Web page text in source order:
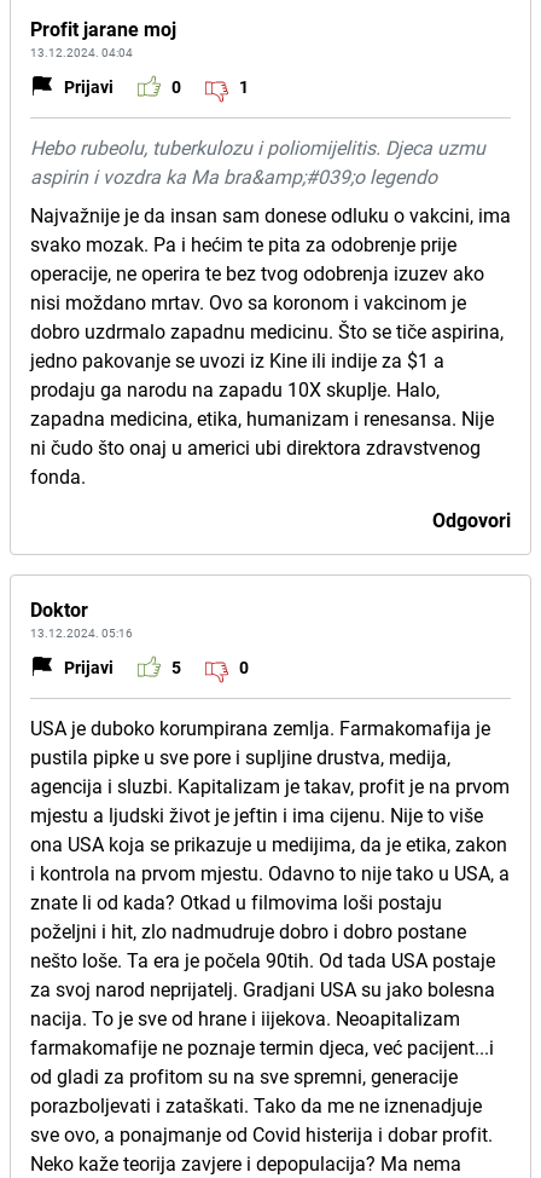
Profit jarane moj
13.12.2024. 04:04
Prijavi 0 1
Hebo rubeolu, tuberkulozu i poliomijelitis. Djeca uzmu
aspirin i vozdra ka Ma bra&amp;#039;o legendo
Najvažnije je da insan sam donese odluku o vakcini, ima
svako mozak. Pa i hećim te pita za odobrenje prije
operacije, ne operira te bez tvog odobrenja izuzev ako
nisi moždano mrtav. Ovo sa koronom i vakcinom je
dobro uzdrmalo zapadnu medicinu. Što se tiče aspirina,
jedno pakovanje se uvozi iz Kine ili indije za $1 a
prodaju ga narodu na zapadu 10X skuplje. Halo,
zapadna medicina, etika, humanizam i renesansa. Nije
ni čudo što onaj u americi ubi direktora zdravstvenog
fonda.
Odgovori
Doktor
13.12.2024. 05:16
Prijavi 5 0
USA je duboko korumpirana zemlja. Farmakomafija je
pustila pipke u sve pore i supljine drustva, medija,
agencija i sluzbi. Kapitalizam je takav, profit je na prvom
mjestu a ljudski život je jeftin i ima cijenu. Nije to više
ona USA koja se prikazuje u medijima, da je etika, zakon
i kontrola na prvom mjestu. Odavno to nije tako u USA, a
znate li od kada? Otkad u filmovima loši postaju
poželjni i hit, zlo nadmudruje dobro i dobro postane
nešto loše. Ta era je počela 90tih. Od tada USA postaje
za svoj narod neprijatelj. Gradjani USA su jako bolesna
nacija. To je sve od hrane i iijekova. Neoapitalizam
farmakomafije ne poznaje termin djeca, već pacijent...i
od gladi za profitom su na sve spremni, generacije
porazboljevati i zataškati. Tako da me ne iznenadjuje
sve ovo, a ponajmanje od Covid histerija i dobar profit.
Neko kaže teorija zavjere i depopulacija? Ma nema